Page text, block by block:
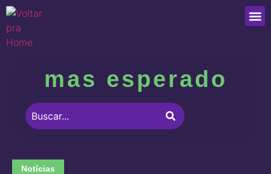
mas esperado
Notícias